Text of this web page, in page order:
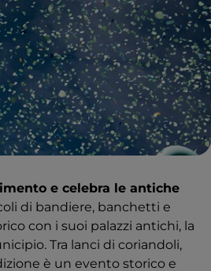
e celebra le antiche
di bandiere, banchetti e
con i suoi palazzi antichi, la
Tra lanci di coriandoli,
è un evento storico e